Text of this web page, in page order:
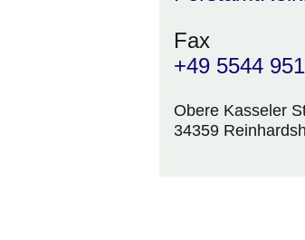
Fax
+49 5544
Obere Kasseler
34359